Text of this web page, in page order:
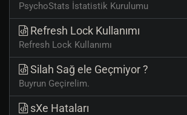
PsychoStats İstatistik Kurulumu
Refresh Lock Kullanımı
Refresh Lock Kullanımı
Silah Sağ ele Geçmiyor ?
Buyrun Geçirelim.
sXe Hataları